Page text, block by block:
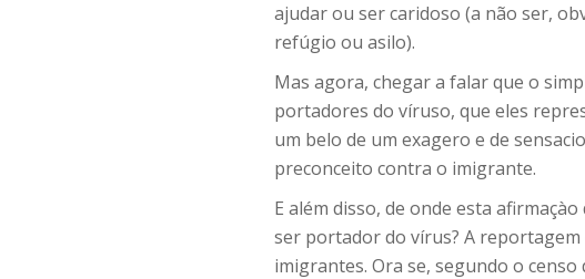
ajudar ou ser caridoso (a não ser,
refúgio ou asilo).
Mas agora, chegar a falar que o
portadores do víruso, que eles
um belo de um exagero e de
preconceito contra o imigrante.
E além disso, de onde esta
ser portador do vírus? A reportagem
imigrantes. Ora se, segundo o censo